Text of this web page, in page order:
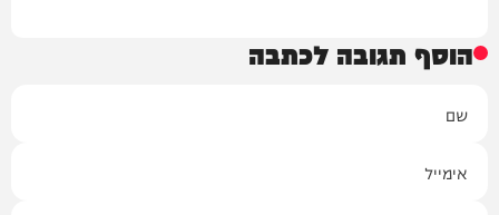
הוסף תגובה לכתבה